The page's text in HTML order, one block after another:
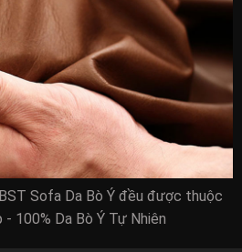
khẩu chất lượng cao cho
Sofa Da Bò Ý đều được thuộc
100% Da Bò Ý Tự Nhiên